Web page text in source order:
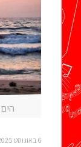
6 באוגוסט 2025